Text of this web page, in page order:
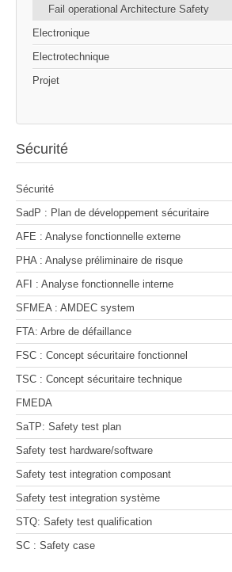
Fail operational Architecture Safety
Electronique
Electrotechnique
Projet
Sécurité
Sécurité
SadP : Plan de développement sécuritaire
AFE : Analyse fonctionnelle externe
PHA : Analyse préliminaire de risque
AFI : Analyse fonctionnelle interne
SFMEA : AMDEC system
FTA: Arbre de défaillance
FSC : Concept sécuritaire fonctionnel
TSC : Concept sécuritaire technique
FMEDA
SaTP: Safety test plan
Safety test hardware/software
Safety test integration composant
Safety test integration système
STQ: Safety test qualification
SC : Safety case